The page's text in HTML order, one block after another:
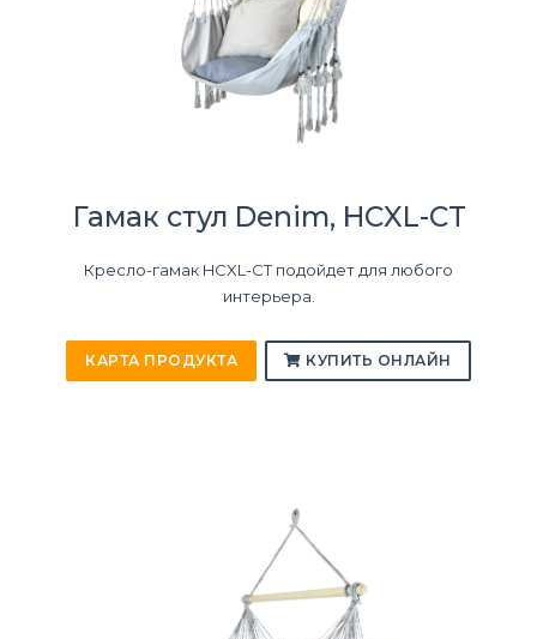
Гамак стул Denim, HCXL-CT
Кресло-гамак HCXL-CT подойдет для любого
интерьера.
КАРТА ПРОДУКТА КУПИТЬ ОНЛАЙН